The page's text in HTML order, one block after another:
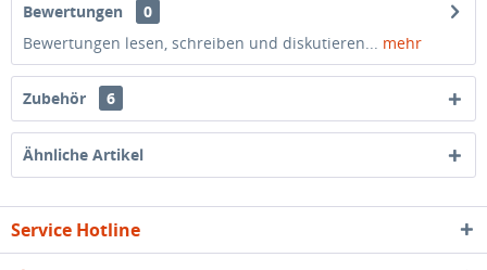
Bewertungen
0
Bewertungen lesen, schreiben und diskutieren... mehr
Zubehör 6
Ähnliche Artikel
Service Hotline